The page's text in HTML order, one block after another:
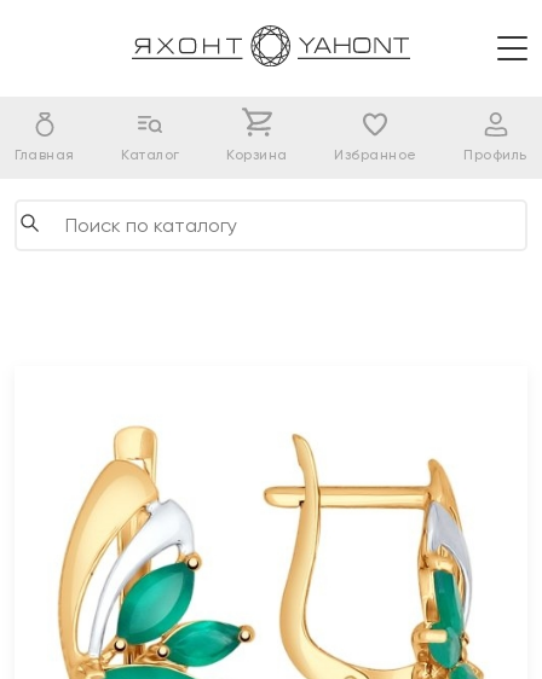
Главная Каталог Корзина Избранное Профиль